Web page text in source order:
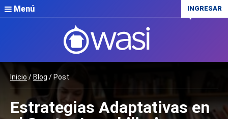
Menú INGRESAR
Inicio / Blog / Post
Estrategias Adaptativas en